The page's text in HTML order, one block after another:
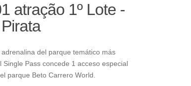
atração 1º Lote -
del parque temático más
Pass concede 1 acceso especial
parque Beto Carrero World.